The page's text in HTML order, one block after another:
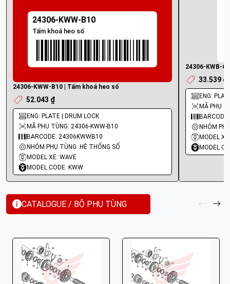
24306-KWW-B10
Tấm khoá heo số
24306-KWW-B10 | Tấm khoá heo số
52.043 ₫
ENG: PLATE | DRUM LOCK
MÃ PHỤ TÙNG: 24306-KWW-B10
BARCODE: 24306KWWB10
NHÓM PHỤ TÙNG: HỆ THỐNG SỐ
MODEL XE: WAVE
MODEL CODE: KWW
24306-KWB-
33.539 ₫
ENG:
MÃ PHỤ
NHÓM
MODEL
MODEL
CATALOGUE / BỘ PHỤ TÙNG